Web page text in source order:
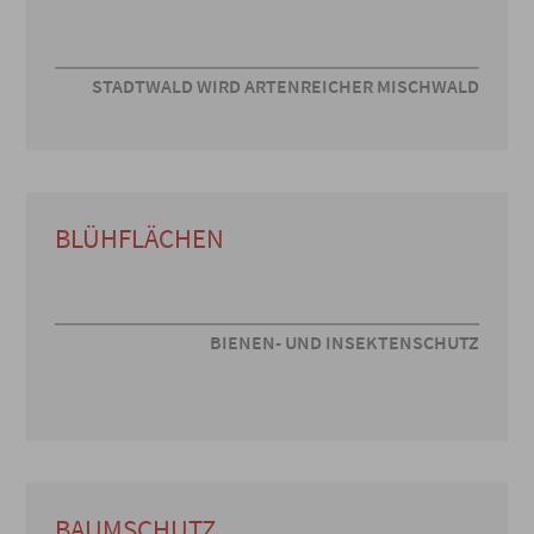
STADTWALD WIRD ARTENREICHER MISCHWALD
BLÜHFLÄCHEN
BIENEN- UND INSEKTENSCHUTZ